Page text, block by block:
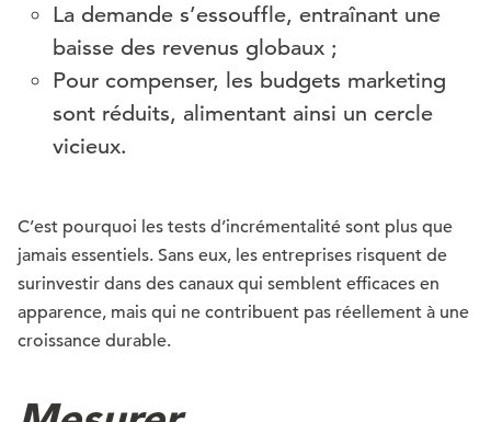
La demande s’essouffle, entraînant une
baisse des revenus globaux ;
Pour compenser, les budgets marketing
sont réduits, alimentant ainsi un cercle
vicieux.
C’est pourquoi les tests d’incrémentalité sont plus que
jamais essentiels. Sans eux, les entreprises risquent de
surinvestir dans des canaux qui semblent efficaces en
apparence, mais qui ne contribuent pas réellement à une
croissance durable.